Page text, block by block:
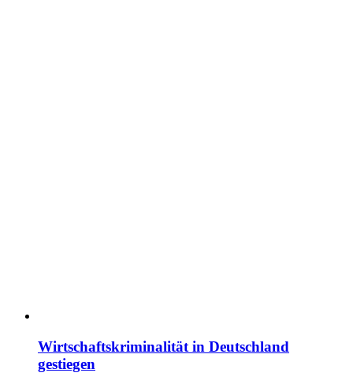
Wirtschaftskriminalität in Deutschland
gestiegen